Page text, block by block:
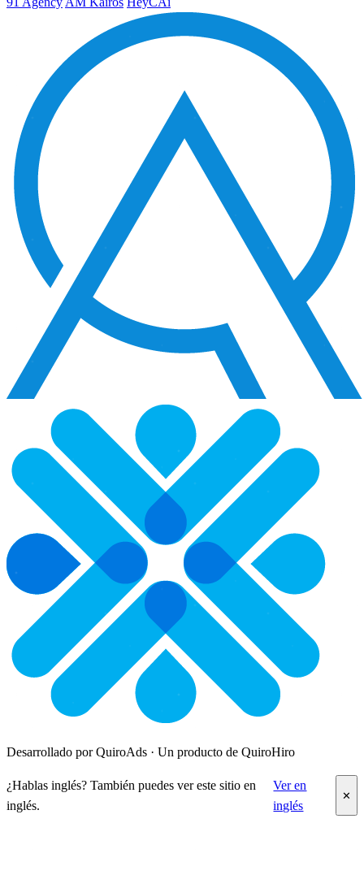
Desarrollado por QuiroAds · Un producto de QuiroHiro
¿Hablas inglés? También puedes ver este sitio en
inglés.
Ver en
inglés
✕